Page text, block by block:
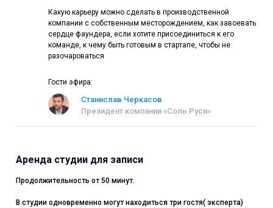
Какую карьеру можно сделать в производственной
компании с собственным месторождением, как завоевать
сердце фаундера, если хотите присоединиться к его
команде, к чему быть готовым в стартапе, чтобы не
разочароваться
Гости эфира:
Станислав Черкасов
Президент компании «Соль Руси»
Аренда студии для записи
Продолжительность от 50 минут.
В студии одновременно могут находиться три гостя( эксперта)